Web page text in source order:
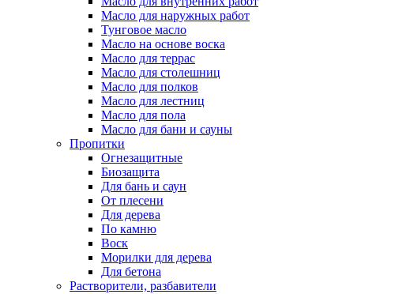
Масло для наружных работ
Тунговое масло
Масло на основе воска
Масло для террас
Масло для столешниц
Масло для полков
Масло для лестниц
Масло для пола
Масло для бани и сауны
Пропитки
Огнезащитные
Биозащита
Для бань и саун
От плесени
Для дерева
По камню
Воск
Морилки для дерева
Для бетона
Растворители, разбавители